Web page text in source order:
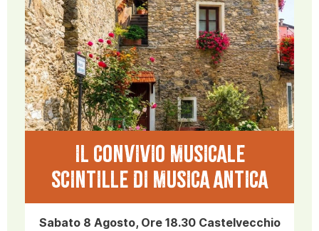
IL CONVIVIO MUSICALE
SCINTILLE DI MUSICA ANTICA
Sabato 8 Agosto, Ore 18.30 Castelvecchio